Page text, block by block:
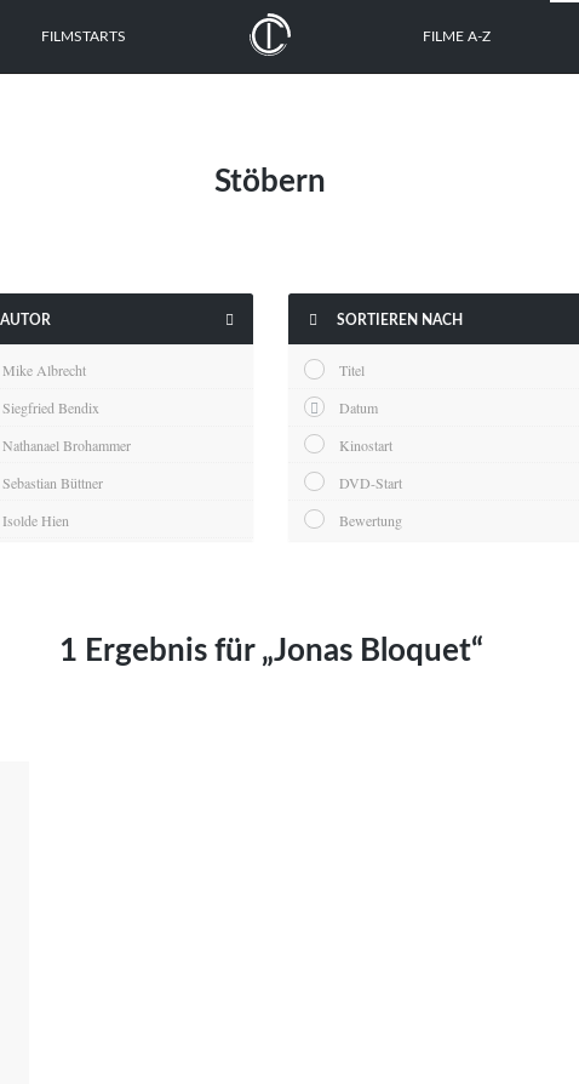
FILMSTARTS FILME A-Z
Stöbern
AUTOR 
Mike Albrecht
Siegfried Bendix
Nathanael Brohammer
Sebastian Büttner
Isolde Hien
 SORTIEREN NACH
Titel
Datum
Kinostart
DVD-Start
Bewertung
1 Ergebnis für „Jonas Bloquet“